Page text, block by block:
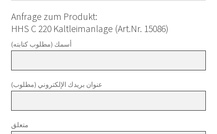
Anfrage zum Produkt:
HHS C 220 Kaltleimanlage (Art.Nr. 15086)
أسمك (مطلوب كتابته)
عنوان بريدك الإلكتروني (مطلوب)
متعلق